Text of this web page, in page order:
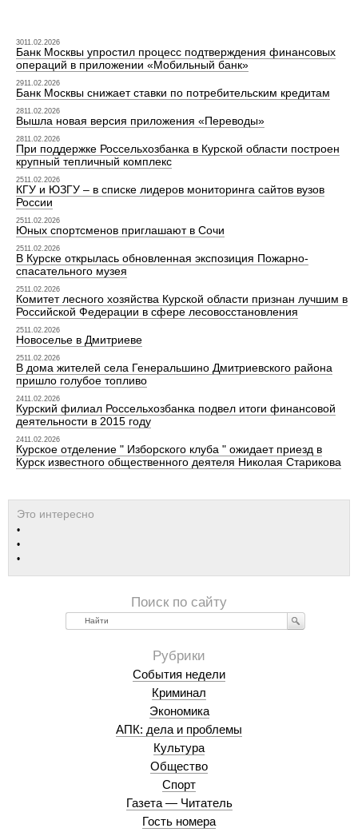
3011.02.2026
Банк Москвы упростил процесс подтверждения финансовых
операций в приложении «Мобильный банк»
2911.02.2026
Банк Москвы снижает ставки по потребительским кредитам
2811.02.2026
Вышла новая версия приложения «Переводы»
2811.02.2026
При поддержке Россельхозбанка в Курской области построен
крупный тепличный комплекс
2511.02.2026
КГУ и ЮЗГУ – в списке лидеров мониторинга сайтов вузов
России
2511.02.2026
Юных спортсменов приглашают в Сочи
2511.02.2026
В Курске открылась обновленная экспозиция Пожарно-
спасательного музея
2511.02.2026
Комитет лесного хозяйства Курской области признан лучшим в
Российской Федерации в сфере лесовосстановления
2511.02.2026
Новоселье в Дмитриеве
2511.02.2026
В дома жителей села Генеральшино Дмитриевского района
пришло голубое топливо
2411.02.2026
Курский филиал Россельхозбанка подвел итоги финансовой
деятельности в 2015 году
2411.02.2026
Курское отделение " Изборского клуба " ожидает приезд в
Курск известного общественного деятеля Николая Старикова
Найти
События недели
Криминал
Экономика
АПК: дела и проблемы
Культура
Общество
Спорт
Газета — Читатель
Гость номера